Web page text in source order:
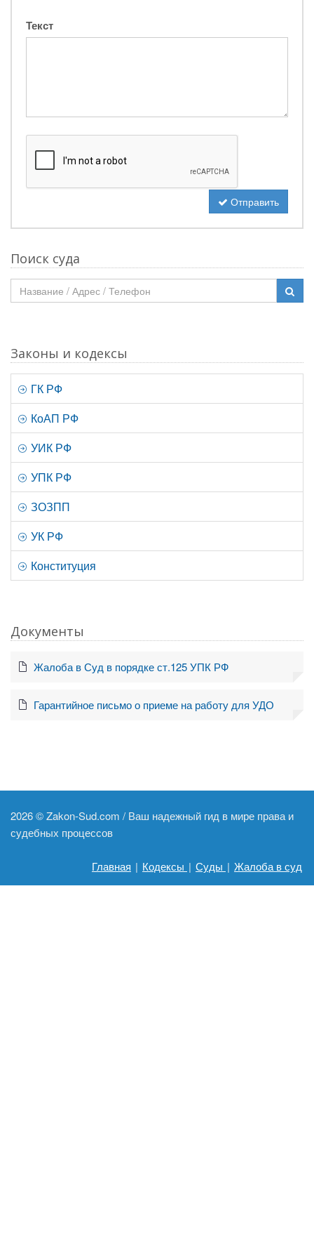
Текст
Отправить
Поиск суда
Законы и кодексы
ГК РФ
КоАП РФ
УИК РФ
УПК РФ
ЗОЗПП
УК РФ
Конституция
Документы
Жалоба в Суд в порядке ст.125 УПК РФ
Гарантийное письмо о приеме на работу для УДО
2026 ©Zakon-Sud.com / Ваш надежный гид в мире права и
судебных процессов
Главная | Кодексы | Суды | Жалоба в суд